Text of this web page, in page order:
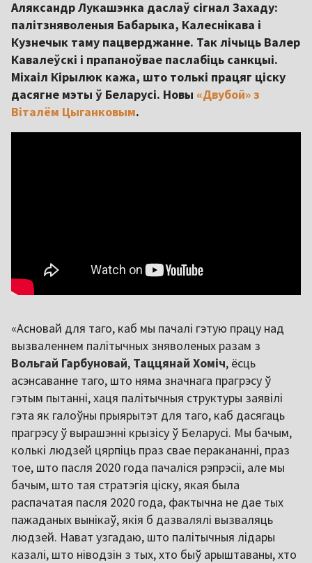
Аляксандр Лукашэнка даслаў сігнал Захаду:
палітзняволеныя Бабарыка, Калеснікава і
Кузнечык таму пацверджанне. Так лічыць Валер
Кавалеўскі і прапаноўвае паслабіць санкцыі.
Міхаіл Кірылюк кажа, што толькі працяг ціску
дасягне мэты ў Беларусі. Новы «Двубой» з
Віталём Цыганковым.
«Асновай для таго, каб мы пачалі гэтую працу над
вызваленнем палітычных зняволеных разам з
Вольгай Гарбуновай, Таццянай Хоміч, ёсць
асэнсаванне таго, што няма значнага прагрэсу ў
гэтым пытанні, хаця палітычныя структуры заявілі
гэта як галоўны прыярытэт для таго, каб дасягаць
прагрэсу ў вырашэнні крызісу ў Беларусі. Мы бачым,
колькі людзей цярпіць праз свае перакананні, праз
тое, што пасля 2020 года пачаліся рэпрэсіі, але мы
бачым, што тая стратэгія ціску, якая была
распачатая пасля 2020 года, фактычна не дае тых
пажаданых вынікаў, якія б дазвалялі вызваляць
людзей. Нават узгадаю, што палітычныя лідары
казалі, што ніводзін з тых, хто быў арыштаваны, хто